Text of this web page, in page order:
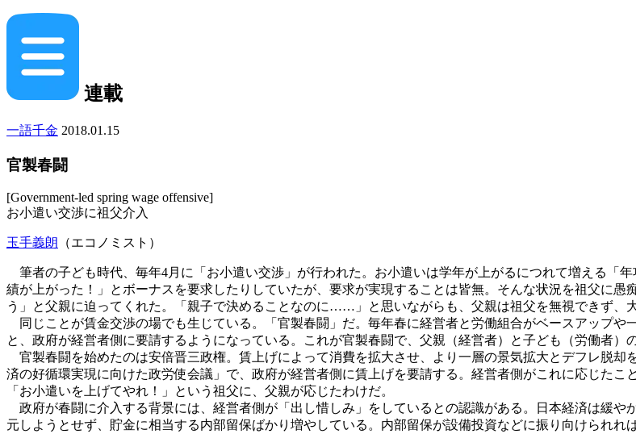
連載
一語千金 2018.01.15
官製春闘
[Government-led spring wage offensive]
お小遣い交渉に祖父介入
玉手義朗 （エコノミスト）
筆者の子ども時代、毎年4月に「お小遣い交渉」が行われた。お小遣いは学年が上がるにつれて増える「
績が上がった！」とボーナスを要求したりしていたが、要求が実現することは皆無。そんな状況を祖父に
う」と父親に迫ってくれた。「親子で決めることなのに……」と思いながらも、父親は祖父を無視できず、
同じことが賃金交渉の場でも生じている。「官製春闘」だ。毎年春に経営者と労働組合がベースアップ
と、政府が経営者側に要請するようになっている。これが官製春闘で、父親（経営者）と子ども（労働者）
官製春闘を始めたのは安倍晋三政権。賃上げによって消費を拡大させ、より一層の景気拡大とデフレ脱却
済の好循環実現に向けた政労使会議」で、政府が経営者側に賃上げを要請する。経営者側がこれに応じたこ
「お小遣いを上げてやれ！」という祖父に、父親が応じたわけだ。
政府が春闘に介入する背景には、経営者側が「出し惜しみ」をしているとの認識がある。日本経済は緩
元しようとせず、貯金に相当する内部留保ばかり増やしている。内部留保が設備投資などに振り向けられ